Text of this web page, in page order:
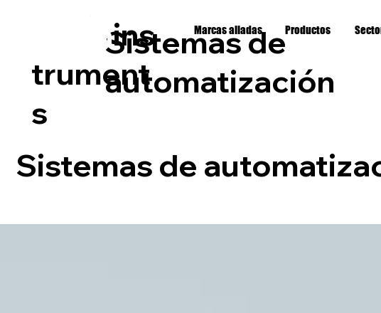
bymains
trument
s
Marcas aliadas Productos
Sistemas de
automatización
Sistemas de